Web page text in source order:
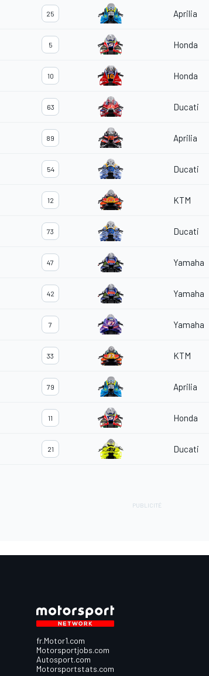
25 Aprilia
5 Honda
10 Honda
63 Ducati
89 Aprilia
54 Ducati
12 KTM
73 Ducati
47 Yamaha
42 Yamaha
7 Yamaha
33 KTM
79 Aprilia
11 Honda
21 Ducati
fr.Motor1.com
Motorsportjobs.com
Autosport.com
Motorsportstats.com